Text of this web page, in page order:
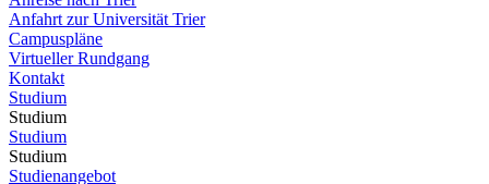
Anfahrt zur Universität Trier
Campuspläne
Virtueller Rundgang
Kontakt
Studium
Studium
Studium
Studium
Studienangebot